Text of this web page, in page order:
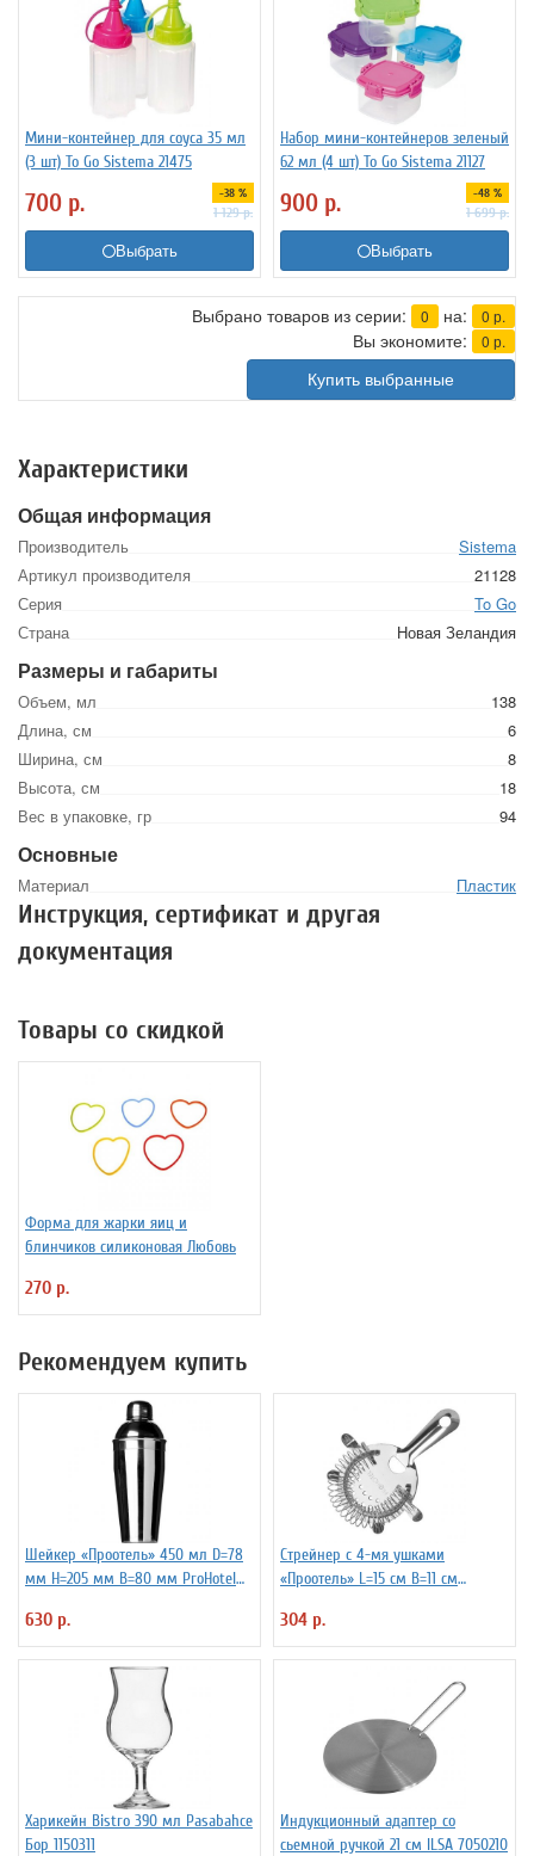
Мини-контейнер для соуса 35 мл
(3 шт) To Go Sistema 21475
700 р. -38 %
1 129р.
Выбрать
Набор мини-контейнеров зеленый
62 мл (4 шт) To Go Sistema 21127
900 р. -48 %
1 699р.
Выбрать
Выбрано товаров из серии: 0 на: 0 р.
Вы экономите: 0 р.
Купить выбранные
Характеристики
Общая информация
Производитель
Sistema
Артикул производителя
21128
Серия
To Go
Страна
Новая Зеландия
Размеры и габариты
Объем, мл
138
Длина, см
6
Ширина, см
8
Высота, см
18
Вес в упаковке, гр
94
Основные
Материал Пластик
Инструкция, сертификат и другая
документация
Товары со скидкой
Форма для жарки яиц и
блинчиков силиконовая Любовь
270 р.
Рекомендуем купить
Шейкер «Проотель» 450 мл D=78
мм H=205 мм B=80 мм ProHotel
630 р.
Стрейнер с 4-мя ушками
«Проотель» L=15 см B=11 см
304 р.
Харикейн Bistro 390 мл Pasabahce
Бор 1150311
Индукционный адаптер со
сьемной ручкой 21 см ILSA 7050210